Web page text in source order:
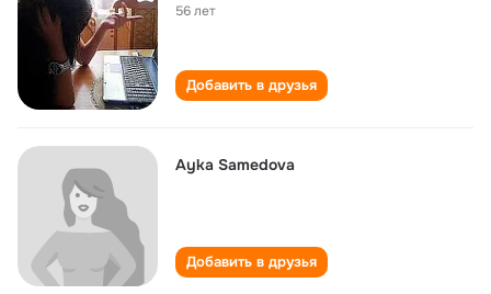
56 лет
Добавить в друзья
Ayka Samedova
Добавить в друзья